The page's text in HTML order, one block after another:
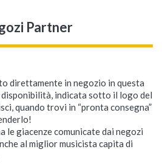
Partner
direttamente in negozio in questa
indicata sotto il logo del
quando trovi in “pronta consegna”
le giacenze comunicate dai negozi
al miglior musicista capita di